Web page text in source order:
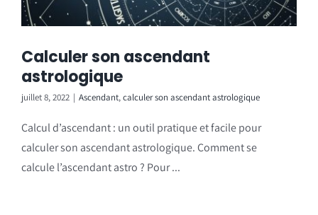
Calculer son ascendant
astrologique
juillet 8, 2022 | Ascendant,calculer son ascendant astrologique
Calcul d’ascendant : un outil pratique et facile pour
calculer son ascendant astrologique. Comment se
calcule l’ascendant astro ? Pour ...